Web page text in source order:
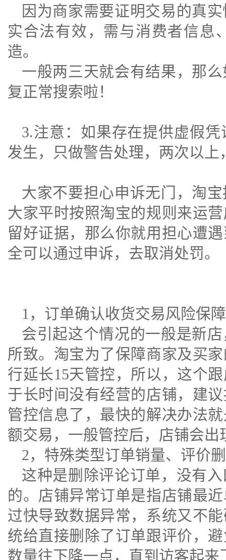
因为商家需要证明交易的真
实合法有效，需与消费者信息
造。
一般两三天就会有结果，那
复正常搜索啦！
3.注意：如果存在提供虚假
发生，只做警告处理，两次以
大家不要担心申诉无门，淘
大家平时按照淘宝的规则来运
留好证据，那么你就用担心遭
全可以通过申诉，去取消处罚。
1，订单确认收货交易风险保障
会引起这个情况的一般是新
所致。淘宝为了保障商家及买
行延长15天管控，所以，这个
于长时间没有经营的店铺，建
管控信息了，最快的解决办法
额交易，一般管控后，店铺会出
2，特殊类型订单销量、评价
这种是删除评论订单，没有
的。店铺异常订单是指店铺最
过快导致数据异常，系统又不
统给直接删除了订单跟评价，
数量往下降一点，直到访客起